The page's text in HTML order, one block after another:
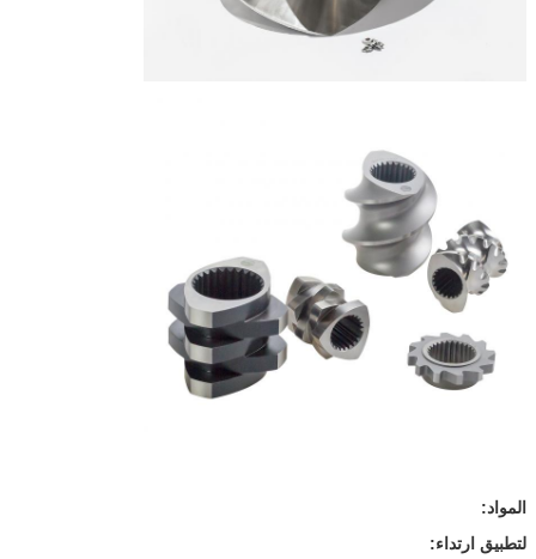
المواد:
لتطبيق ارتداء: